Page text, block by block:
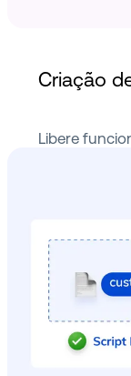
Criação
Libere
scripts
dispositivos
e
realizar
sistema,